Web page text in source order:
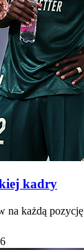
kadry
na każdą pozycję